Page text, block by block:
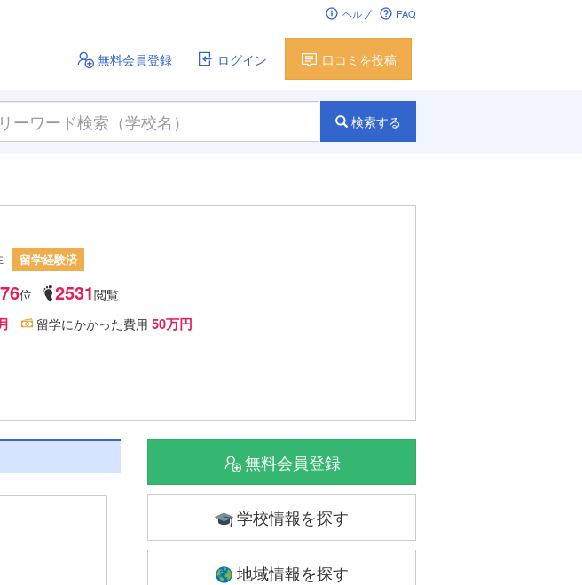
ヘルプ FAQ
無料会員登録 ログイン 口コミを投稿
検索する
留学経験済
位 2531閲覧
留学にかかった費用 50万円
無料会員登録
学校情報を探す
地域情報を探す